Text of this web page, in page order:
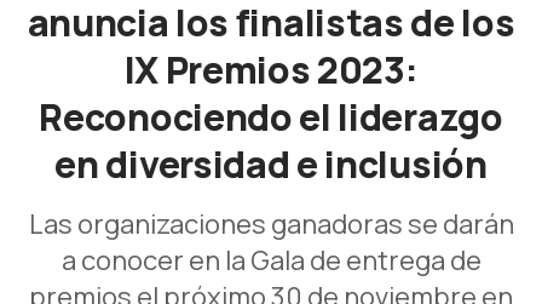
anuncia los finalistas de los
IX Premios 2023:
Reconociendo el liderazgo
en diversidad e inclusión
Las organizaciones ganadoras se darán
a conocer en la Gala de entrega de
premios el próximo 30 de noviembre en